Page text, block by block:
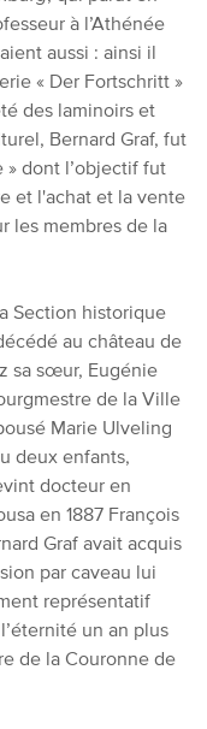
à l’Athénée
aussi : ainsi il
« Der Fortschritt »
des laminoirs et
Bernard Graf, fut
dont l’objectif fut
et l'achat et la vente
les membres de la
Section historique
au château de
sa sœur, Eugénie
de la Ville
Marie Ulveling
deux enfants,
docteur en
en 1887 François
Graf avait acquis
par caveau lui
représentatif
un an plus
de la Couronne de